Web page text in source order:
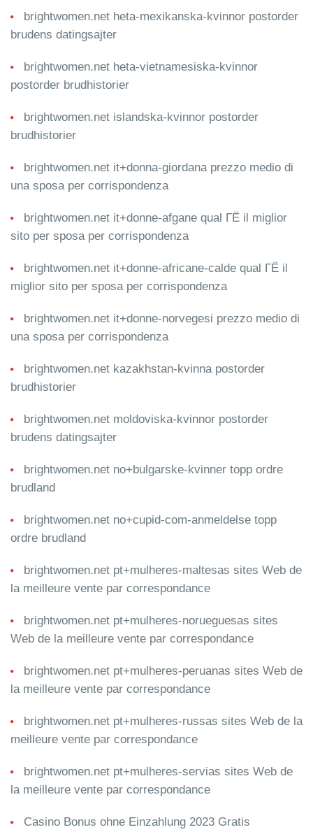
brightwomen.net heta-mexikanska-kvinnor postorder
brudens datingsajter
brightwomen.net heta-vietnamesiska-kvinnor
postorder brudhistorier
brightwomen.net islandska-kvinnor postorder
brudhistorier
brightwomen.net it+donna-giordana prezzo medio di
una sposa per corrispondenza
brightwomen.net it+donne-afgane qual ГЁ il miglior
sito per sposa per corrispondenza
brightwomen.net it+donne-africane-calde qual ГЁ il
miglior sito per sposa per corrispondenza
brightwomen.net it+donne-norvegesi prezzo medio di
una sposa per corrispondenza
brightwomen.net kazakhstan-kvinna postorder
brudhistorier
brightwomen.net moldoviska-kvinnor postorder
brudens datingsajter
brightwomen.net no+bulgarske-kvinner topp ordre
brudland
brightwomen.net no+cupid-com-anmeldelse topp
ordre brudland
brightwomen.net pt+mulheres-maltesas sites Web de
la meilleure vente par correspondance
brightwomen.net pt+mulheres-norueguesas sites
Web de la meilleure vente par correspondance
brightwomen.net pt+mulheres-peruanas sites Web de
la meilleure vente par correspondance
brightwomen.net pt+mulheres-russas sites Web de la
meilleure vente par correspondance
brightwomen.net pt+mulheres-servias sites Web de
la meilleure vente par correspondance
Casino Bonus ohne Einzahlung 2023 Gratis